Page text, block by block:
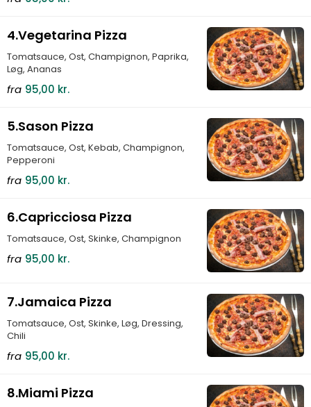
4.Vegetarina Pizza
Tomatsauce, Ost, Champignon, Paprika,
Løg, Ananas
fra 95,00 kr.
5.Sason Pizza
Tomatsauce, Ost, Kebab, Champignon,
Pepperoni
fra 95,00 kr.
6.Capricciosa Pizza
Tomatsauce, Ost, Skinke, Champignon
fra 95,00 kr.
7.Jamaica Pizza
Tomatsauce, Ost, Skinke, Løg, Dressing,
Chili
fra 95,00 kr.
8.Miami Pizza